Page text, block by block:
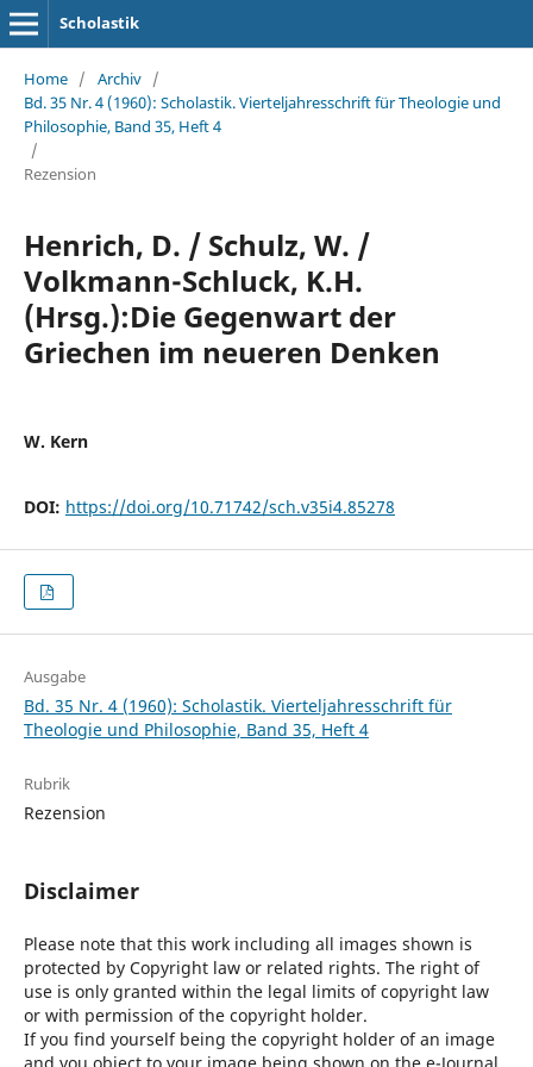
Scholastik
Home / Archiv /
Bd. 35 Nr. 4 (1960): Scholastik. Vierteljahresschrift für Theologie und
Philosophie, Band 35, Heft 4
/
Rezension
Henrich, D. / Schulz, W. /
Volkmann-Schluck, K.H.
(Hrsg.):Die Gegenwart der
Griechen im neueren Denken
W. Kern
DOI: https://doi.org/10.71742/sch.v35i4.85278
Ausgabe
Bd. 35 Nr. 4 (1960): Scholastik. Vierteljahresschrift für
Theologie und Philosophie, Band 35, Heft 4
Rubrik
Rezension
Disclaimer
Please note that this work including all images shown is
protected by Copyright law or related rights. The right of
use is only granted within the legal limits of copyright law
or with permission of the copyright holder.
If you find yourself being the copyright holder of an image